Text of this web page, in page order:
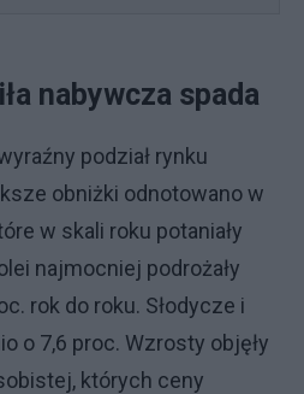
nabywcza spada
podział rynku
obniżki odnotowano w
w skali roku potaniały
najmocniej podrożały
rok do roku. Słodycze i
o 7,6 proc. Wzrosty objęły
których ceny